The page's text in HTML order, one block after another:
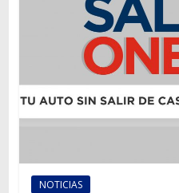
información
transporte
NOTICIAS